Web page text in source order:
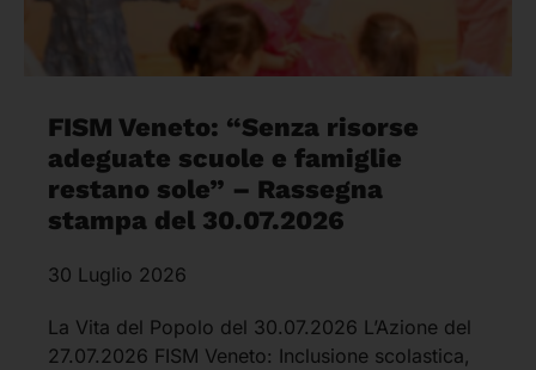
FISM Veneto: “Senza risorse
adeguate scuole e famiglie
restano sole” – Rassegna
stampa del 30.07.2026
30 Luglio 2026
La Vita del Popolo del 30.07.2026 L’Azione del
27.07.2026 FISM Veneto: Inclusione scolastica,